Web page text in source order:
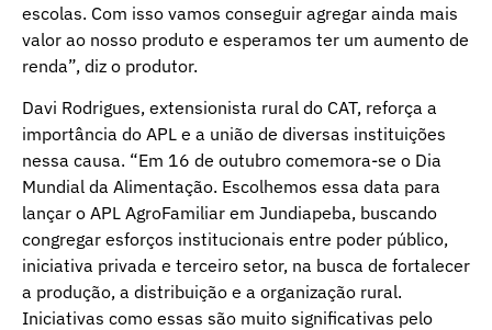
escolas. Com isso vamos conseguir agregar ainda mais
valor ao nosso produto e esperamos ter um aumento de
renda”, diz o produtor.
Davi Rodrigues, extensionista rural do CAT, reforça a
importância do APL e a união de diversas instituições
nessa causa. “Em 16 de outubro comemora-se o Dia
Mundial da Alimentação. Escolhemos essa data para
lançar o APL AgroFamiliar em Jundiapeba, buscando
congregar esforços institucionais entre poder público,
iniciativa privada e terceiro setor, na busca de fortalecer
a produção, a distribuição e a organização rural.
Iniciativas como essas são muito significativas pelo